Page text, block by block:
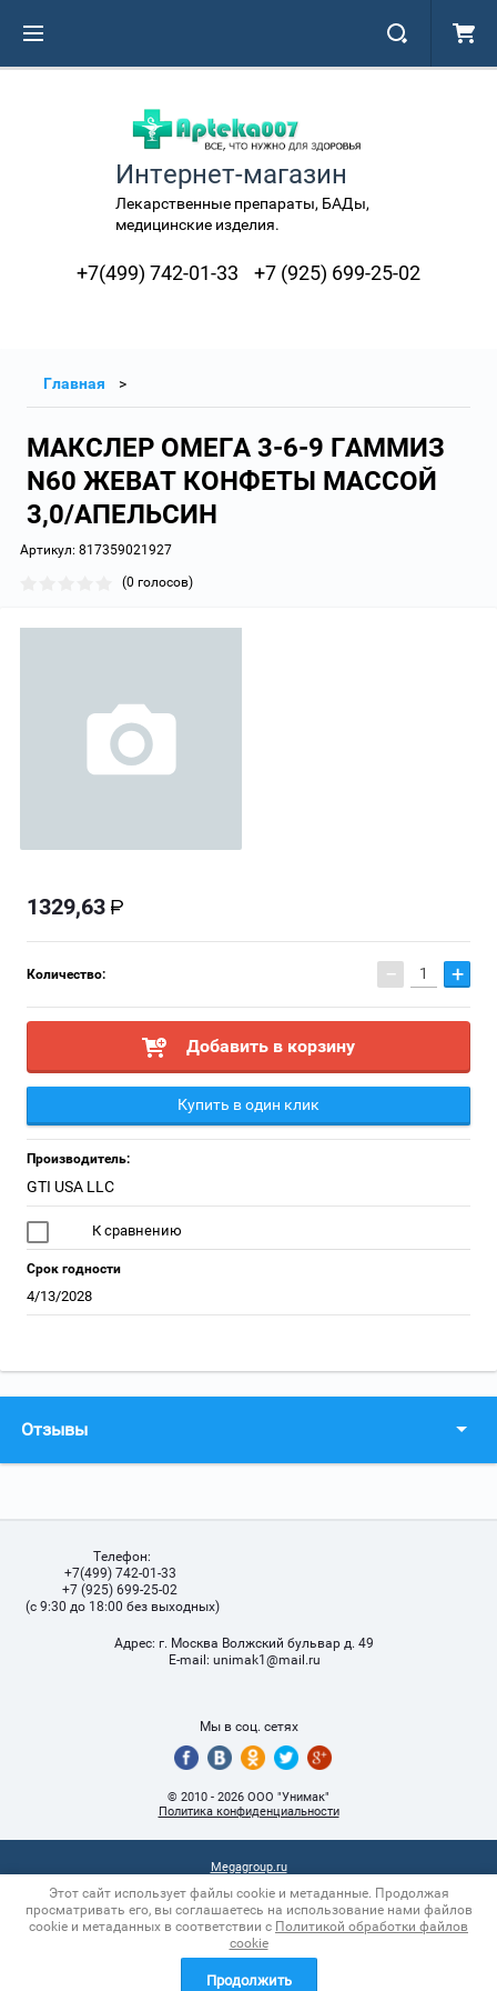
Интернет-магазин
Лекарственные препараты, БАДы,
медицинские изделия.
+7(499) 742-01-33 +7 (925) 699-25-02
Главная
МАКСЛЕР ОМЕГА 3-6-9 ГАММИЗ
N60 ЖЕВАТ КОНФЕТЫ МАССОЙ
3,0/АПЕЛЬСИН
Артикул: 817359021927
(0 голосов)
1329,63
Количество: − +
Добавить в корзину
Купить в один клик
Производитель:
GTI USA LLC
К сравнению
Срок годности
4/13/2028
Отзывы
Телефон:
+7(499) 742-01-33
+7 (925) 699-25-02
(с 9:30 до 18:00 без выходных)
Адрес: г. Москва Волжский бульвар д. 49
Е-mail: unimak1@mail.ru
Мы в соц. сетях
© 2010 - 2026 ООО "Унимак"
Политика конфиденциальности
Megagroup.ru
Этот сайт использует файлы cookie и метаданные. Продолжая
просматривать его, вы соглашаетесь на использование нами файлов
cookie и метаданных в соответствии с Политикой обработки файлов
cookie
Продолжить